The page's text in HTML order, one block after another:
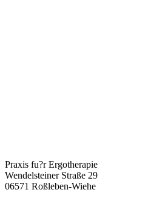
Praxis fu?r Ergotherapie
Wendelsteiner Straße 29
06571 Roßleben-Wiehe